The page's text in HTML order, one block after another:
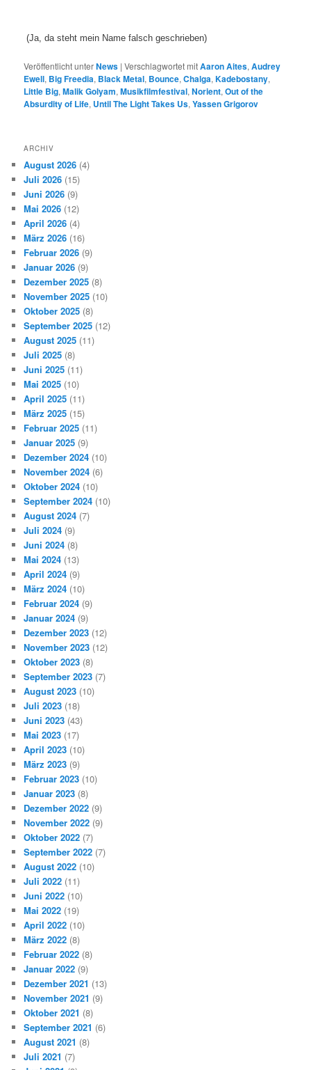
(Ja, da steht mein Name falsch geschrieben)
Veröffentlicht unterNews |Verschlagwortet mitAaron Aites,Audrey
Ewell, Big Freedia, Black Metal, Bounce,Chalga,Kadebostany,
Little Big,Malik Golyam,Musikfilmfestival,Norient,Out of the
Absurdity of Life, Until The Light Takes Us,Yassen Grigorov
ARCHIV
August 2026 (4)
Juli 2026 (15)
Juni 2026 (9)
Mai 2026 (12)
April 2026 (4)
März 2026 (16)
Februar 2026 (9)
Januar 2026 (9)
Dezember 2025 (8)
November 2025 (10)
Oktober 2025 (8)
September 2025 (12)
August 2025 (11)
Juli 2025 (8)
Juni 2025 (11)
Mai 2025 (10)
April 2025 (11)
März 2025 (15)
Februar 2025 (11)
Januar 2025 (9)
Dezember 2024 (10)
November 2024 (6)
Oktober 2024 (10)
September 2024 (10)
August 2024 (7)
Juli 2024 (9)
Juni 2024 (8)
Mai 2024 (13)
April 2024 (9)
März 2024 (10)
Februar 2024 (9)
Januar 2024 (9)
Dezember 2023 (12)
November 2023 (12)
Oktober 2023 (8)
September 2023 (7)
August 2023 (10)
Juli 2023 (18)
Juni 2023 (43)
Mai 2023 (17)
April 2023 (10)
März 2023 (9)
Februar 2023 (10)
Januar 2023 (8)
Dezember 2022 (9)
November 2022 (9)
Oktober 2022 (7)
September 2022 (7)
August 2022 (10)
Juli 2022 (11)
Juni 2022 (10)
Mai 2022 (19)
April 2022 (10)
März 2022 (8)
Februar 2022 (8)
Januar 2022 (9)
Dezember 2021 (13)
November 2021 (9)
Oktober 2021 (8)
September 2021 (6)
August 2021 (8)
Juli 2021 (7)